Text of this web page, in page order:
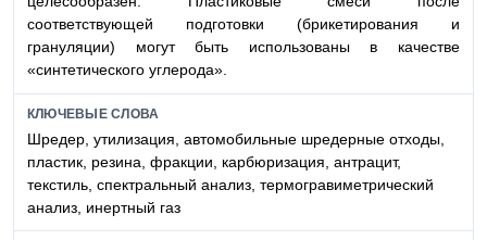
соответствующей подготовки (брикетирования и
грануляции) могут быть использованы в качестве
«синтетического углерода».
КЛЮЧЕВЫЕ СЛОВА
Шредер, утилизация, автомобильные шредерные отходы,
пластик, резина, фракции, карбюризация, антрацит,
текстиль, спектральный анализ, термогравиметрический
анализ, инертный газ